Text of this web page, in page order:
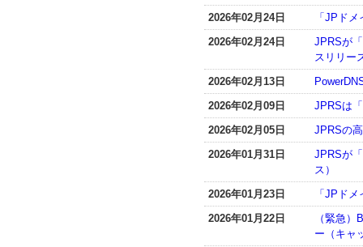
2026年02月24日
「JPド
2026年02月24日
JPRSが
スリリー
2026年02月13日
2026年02月09日
JPRSは
2026年02月05日
JPRSの
2026年01月31日
JPRSが
ス）
2026年01月23日
「JPド
2026年01月22日
（緊急
ー（キャ